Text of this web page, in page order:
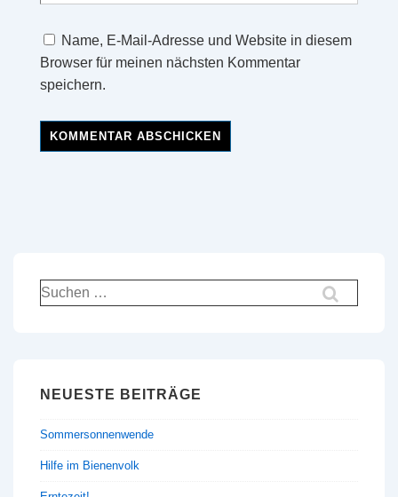
Name, E-Mail-Adresse und Website in diesem
Browser für meinen nächsten Kommentar
speichern.
Suchen
nach:
NEUESTE BEITRÄGE
Sommersonnenwende
Hilfe im Bienenvolk